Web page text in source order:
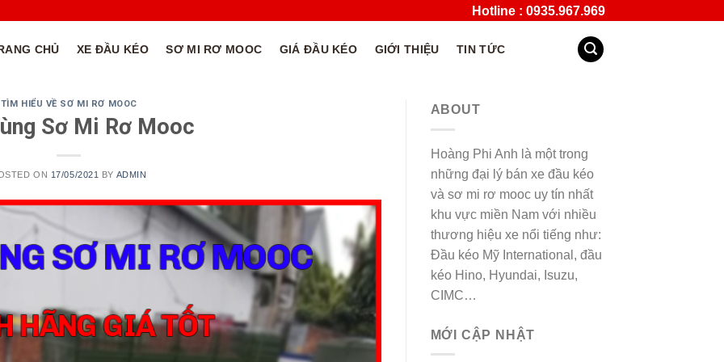
Hotline : 0935.967.969
CHỦ XE ĐẦU KÉO SƠ MI RƠ MOOC GIÁ ĐẦU KÉO GIỚI THIỆU TIN TỨC
TÌM HIỂU VỀ SƠ MI RƠ MOOC
Sơ Mi Rơ Mooc
ON 17/05/2021 BY ADMIN
ABOUT
Hoàng Phi Anh là một trong
những đại lý bán xe đầu kéo
và sơ mi rơ mooc uy tín nhất
khu vực miền Nam với nhiều
thương hiệu xe nổi tiếng như:
Đầu kéo Mỹ International, đầu
kéo Hino, Hyundai, Isuzu,
CIMC…
MỚI CẬP NHẬT